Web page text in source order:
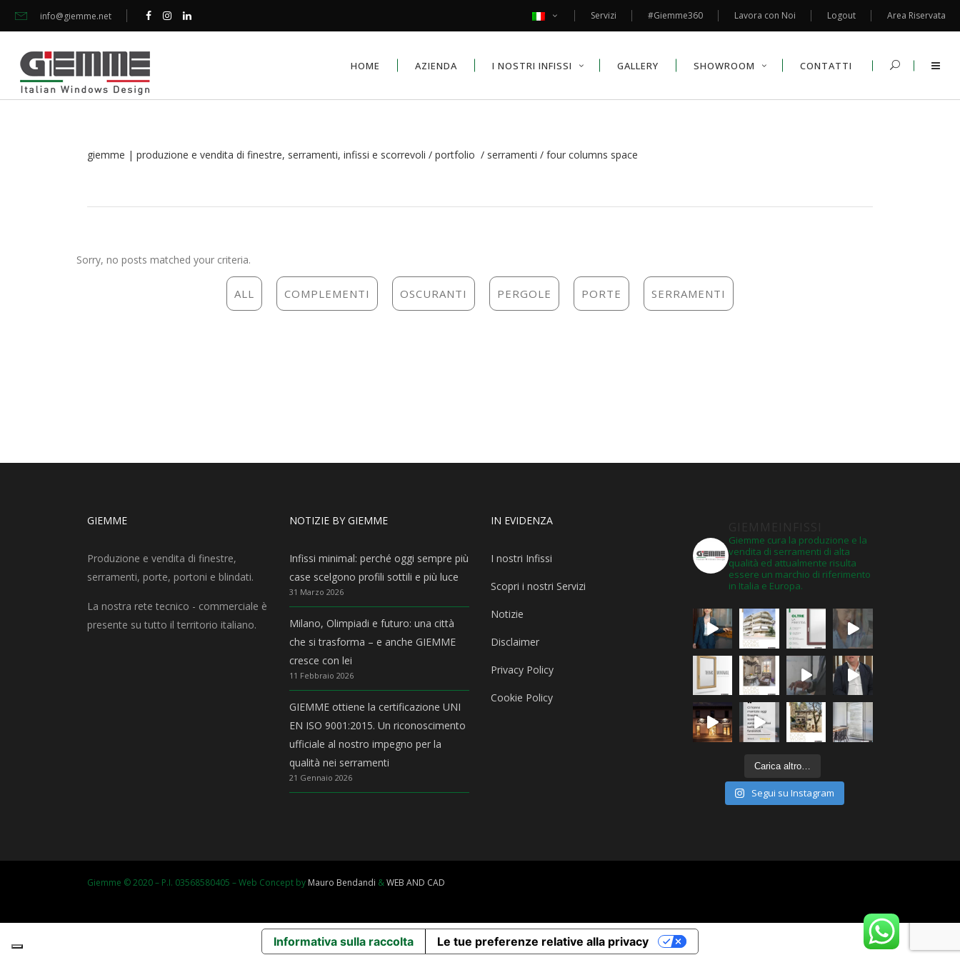
info@giemme.net Servizi #Giemme360 Lavora con Noi Logout Area Riservata
HOME AZIENDA I NOSTRI INFISSI GALLERY SHOWROOM CONTATTI
giemme | produzione e vendita di finestre, serramenti, infissi e scorrevoli / portfolio / serramenti / four columns space
Sorry, no posts matched your criteria.
ALL COMPLEMENTI OSCURANTI PERGOLE PORTE SERRAMENTI
GIEMME
Produzione e vendita di finestre,
serramenti, porte, portoni e blindati.
La nostra rete tecnico - commerciale è
presente su tutto il territorio italiano.
NOTIZIE BY GIEMME
Infissi minimal: perché oggi sempre più
case scelgono profili sottili e più luce
31 Marzo 2026
Milano, Olimpiadi e futuro: una città
che si trasforma – e anche GIEMME
cresce con lei
11 Febbraio 2026
GIEMME ottiene la certificazione UNI
EN ISO 9001:2015. Un riconoscimento
ufficiale al nostro impegno per la
qualità nei serramenti
21 Gennaio 2026
IN EVIDENZA
I nostri Infissi
Scopri i nostri Servizi
Notizie
Disclaimer
Privacy Policy
Cookie Policy
Giemme cura la produzione e la
vendita di serramenti di alta
qualità ed attualmente risulta
essere un marchio di riferimento
in Italia e Europa.
Carica altro…
Segui su Instagram
Giemme © 2020 – P.I. 03568580405 – Web Concept by Mauro Bendandi &WEB AND CAD
Informativa sulla raccolta Le tue preferenze relative alla privacy